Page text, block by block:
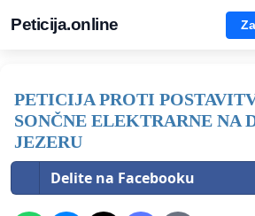
Peticija.online
PETICIJA PROTI
SONČNE ELEKTRARNE NA
JEZERU
Delite na Facebooku